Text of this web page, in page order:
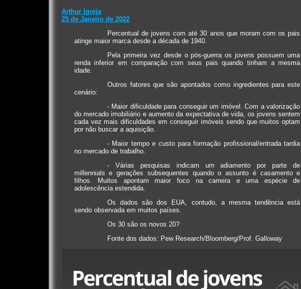
Arthur Igreja
25 de Janeiro de 2022
Percentual de jovens com até 30 anos que moram com os pais
atinge maior marca desde a década de 1940.
Pela primeira vez desde o pós-guerra os jovens possuem uma
renda inferior em comparação com seus pais quando tinham a mesma
idade.
Outros fatores que são apontados como ingredientes para este
cenário:
- Maior dificuldade para conseguir um imóvel. Com a valorização
do mercado imobiliário e aumento da expectativa de vida, os jovens sentem
cada vez mais dificuldades em conseguir imóveis sendo que muitos optam
por não buscar a aquisição.
- Maior tempo e custo para formação profissional/entrada tardia
no mercado de trabalho.
- Várias pesquisas indicam um adiamento por parte de
millennials e gerações subsequentes quando o assunto é casamento e
filhos. Muitos apontam maior foco na carreira e uma espécie de
adolescência estendida.
Os dados são dos EUA, contudo, a mesma tendência está
sendo observada em muitos países.
Os 30 são os novos 20?
Fonte dos dados: Pew Research/Bloomberg/Prof. Galloway